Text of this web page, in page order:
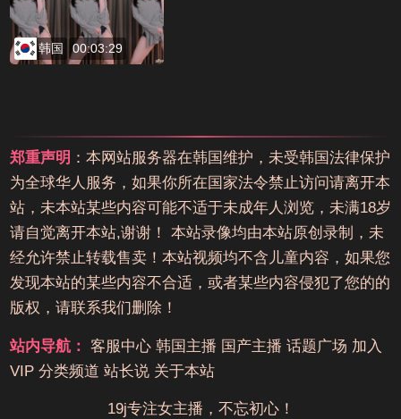
韩国 00:03:29
郑重声明 ：本网站服务器在韩国维护，未受韩国法律保护
为全球华人服务，如果你所在国家法令禁止访问请离开本
站，未本站某些内容可能不适于未成年人浏览，未满18岁
请自觉离开本站,谢谢！ 本站录像均由本站原创录制，未
经允许禁止转载售卖！本站视频均不含儿童内容，如果您
发现本站的某些内容不合适，或者某些内容侵犯了您的的
版权，请联系我们删除！
站内导航： 客服中心 韩国主播 国产主播 话题广场 加入
VIP 分类频道 站长说 关于本站
19j专注女主播，不忘初心！